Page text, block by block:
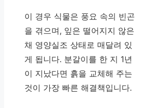
이 경우 식물은 풍요 속의 빈곤
을 겪으며, 잎은 떨어지지 않은
채 영양실조 상태로 매달려 있
게 됩니다. 분갈이를 한 지 1년
이 지났다면 흙을 교체해 주는
것이 가장 빠른 해결책입니다.